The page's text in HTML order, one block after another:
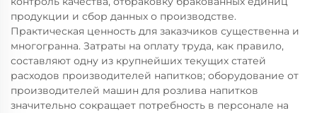
продукции и сбор данных о производстве.
Практическая ценность для заказчиков существенна и
многогранна. Затраты на оплату труда, как правило,
составляют одну из крупнейших текущих статей
расходов производителей напитков; оборудование от
производителей машин для розлива напитков
значительно сокращает потребность в персонале на